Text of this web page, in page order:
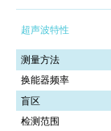
超声波特性
测量方法
换能器频率
盲区
检测范围